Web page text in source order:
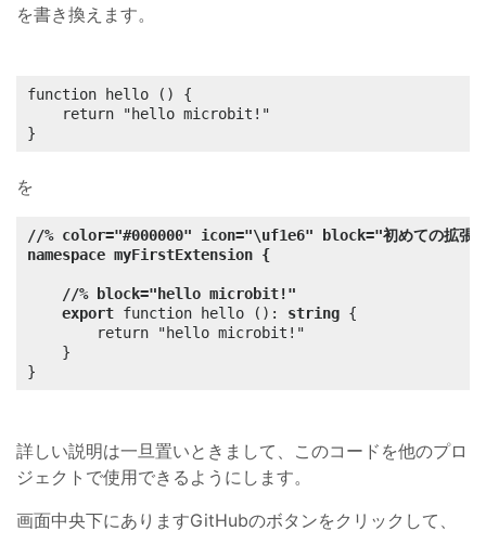
を書き換えます。
function hello () {
    return "hello microbit!"
}
を
//% color="#000000" icon="\uf1e6" block="初めての拡張
namespace myFirstExtension {
//% block="hello microbit!"
export function hello (): string {
        return "hello microbit!"
    }
}
詳しい説明は一旦置いときまして、このコードを他のプロ
ジェクトで使用できるようにします。
画面中央下にありますGitHubのボタンをクリックして、